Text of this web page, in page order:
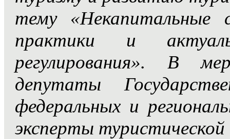
тему «Некапитальные
практики и
регулирования». В
депутаты
федеральных и
эксперты